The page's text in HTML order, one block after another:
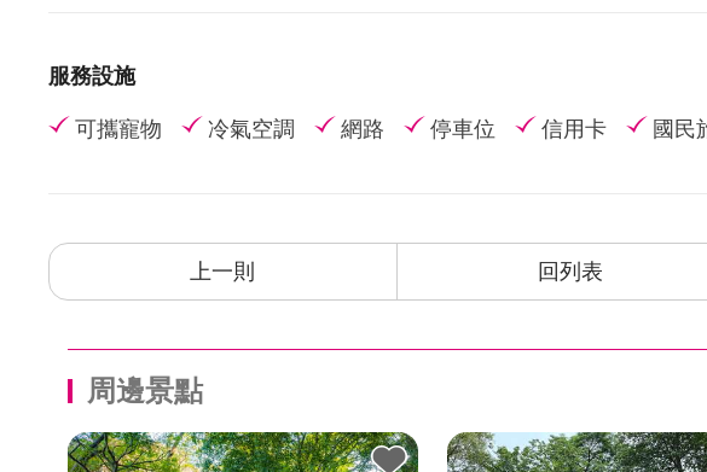
服務設施
可攜寵物 冷氣空調 網路 停車位 信用卡 國民
上一則 回列表
周邊景點